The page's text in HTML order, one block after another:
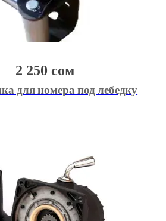
для номера под лебедку
2 250 сом